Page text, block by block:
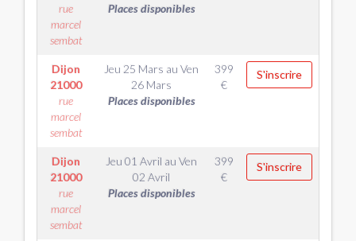
rue
marcel
sembat
Places disponibles
Dijon
21000
rue
marcel
sembat
Jeu 25 Mars au Ven
26 Mars
Places disponibles
399
€
S'inscrire
Dijon
21000
rue
marcel
sembat
Jeu 01 Avril au Ven
02 Avril
Places disponibles
399
€
S'inscrire